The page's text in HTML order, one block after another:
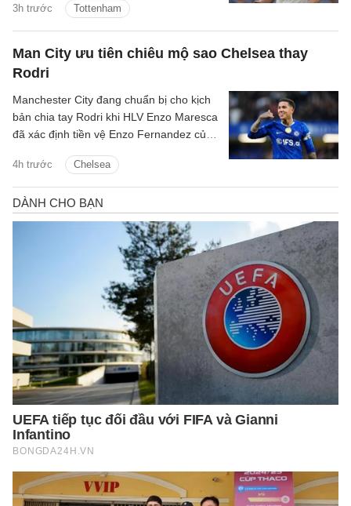
3h trước Tottenham
Man City ưu tiên chiêu mộ sao Chelsea thay
Rodri
4h trước Chelsea
Manchester City đang chuẩn bị cho kịch
bản chia tay Rodri khi HLV Enzo Maresca
đã xác định tiền vệ Enzo Fernandez của
ngôi sao người Tây Ban Nha.